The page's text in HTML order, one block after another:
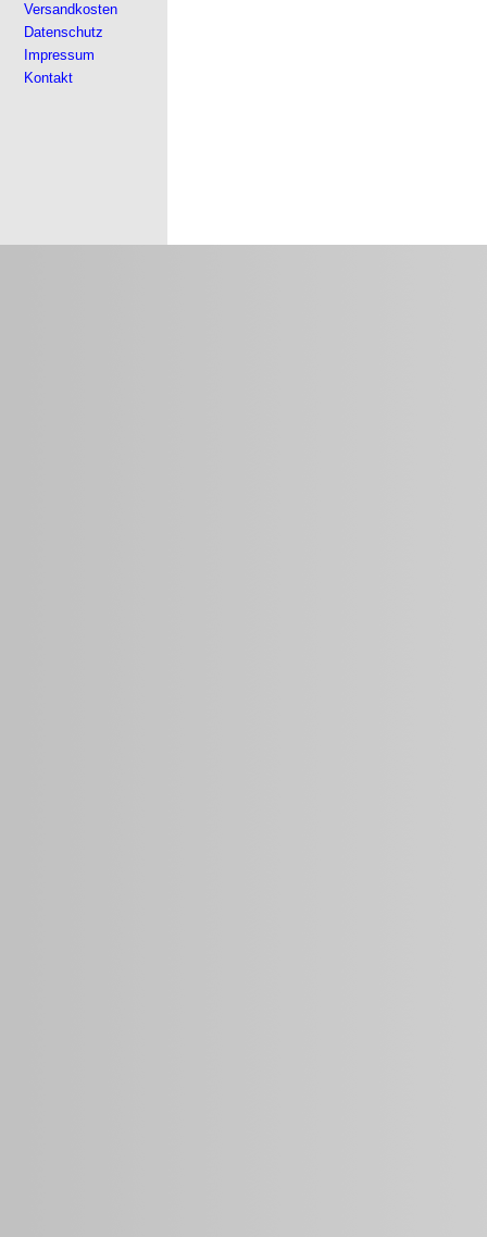
Versandkosten
Datenschutz
Impressum
Kontakt